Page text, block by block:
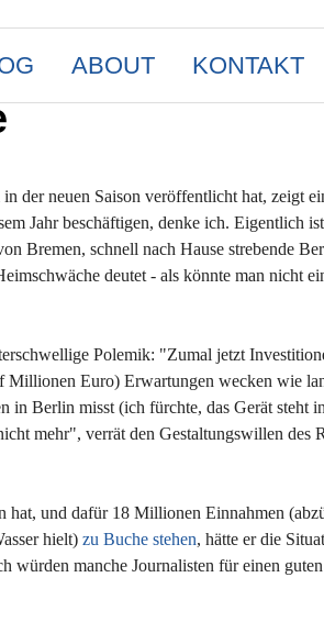
ABOUT KONTAKT
der neuen Saison veröffentlicht hat, zeigt
Jahr beschäftigen, denke ich. Eigentlich
Bremen, schnell nach Hause strebende
deutet - als könnte man nicht
Polemik: "Zumal jetzt
Millionen Euro) Erwartungen wecken wie
Berlin misst (ich fürchte, das Gerät steht
mehr", verrät den Gestaltungswillen des
hat, und dafür 18 Millionen Einnahmen
hielt) zu Buche stehen, hätte er die
manche Journalisten für einen